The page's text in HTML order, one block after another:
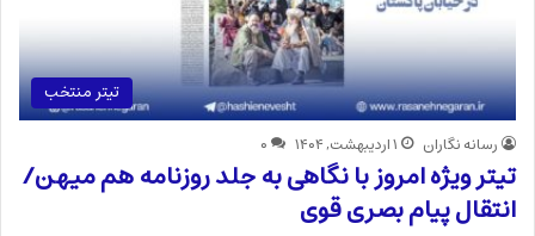
تیتر منتخب
رسانه نگاران ۱ اردیبهشت, ۱۴۰۴ ۰
تیتر ویژه امروز با نگاهی به جلد روزنامه هم میهن/
انتقال پیام بصری قوی